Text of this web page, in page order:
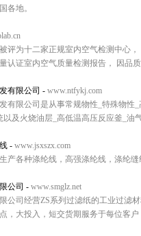
各地。
评为十二家正规室内空气检测中心
认证室内空气质量检测报告， 因品
有限公司 - www.ntfykj.com
有限公司是从事常规物性_特殊物性
以及火烧油层_高低温高压反应釜_
- www.jsxszx.com
产各种涤纶线，高强涤纶线，涤纶
公司 - www.smglz.net
公司经营ZS系列过滤纸的工业过滤
，大投入，短交货期服务于每位客